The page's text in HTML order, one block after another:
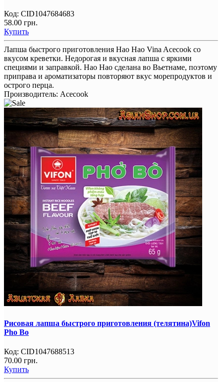
Код: CID1047684683
58.00 грн.
Купить
Лапша быстрого приготовления Hao Hao Vina Acecook со
вкусом креветки. Недорогая и вкусная лапша с яркими
специями и заправкой. Hao Hao сделана во Вьетнаме, поэтому
приправа и ароматизаторы повторяют вкус морепродуктов и
острого перца.
Производитель: Acecook
Рисовая лапша быстрого приготовления (телятина)Vifon
Pho Bo
Код: CID1047688513
70.00 грн.
Купить